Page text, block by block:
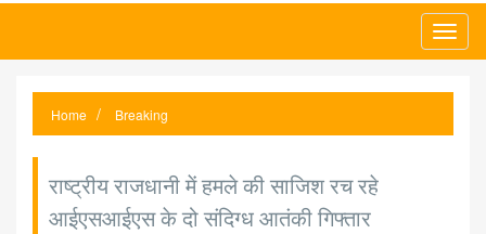
Home Breaking
राष्ट्रीय राजधानी में हमले की साजिश रच रहे
आईएसआईएस के दो संदिग्ध आतंकी गिफ्तार